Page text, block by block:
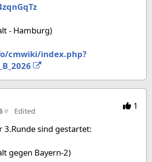
- Hamburg)
cmwiki/index.php?
13. Mar '26
# Edited 1
3.Runde sind gestartet:
gegen Bayern-2)